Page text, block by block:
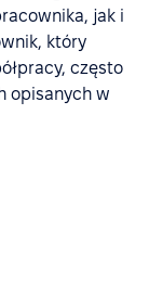
jak i
który
często
opisanych w